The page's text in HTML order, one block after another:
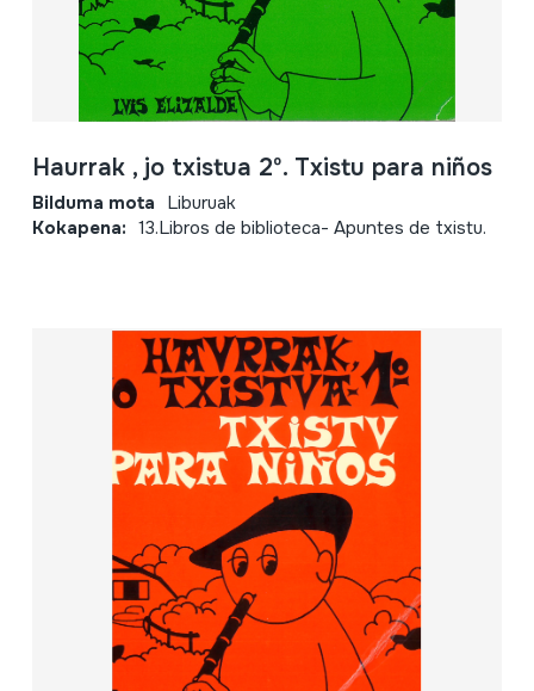
Haurrak , jo txistua 2º. Txistu para niños
Bilduma mota Liburuak
Kokapena: 13.Libros de biblioteca- Apuntes de txistu.